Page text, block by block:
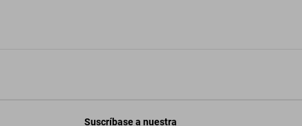
Suscríbase a nuestra